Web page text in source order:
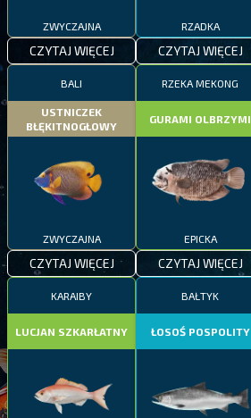
ZWYCZAJNA
CZYTAJ WIĘCEJ
RZADKA
CZYTAJ WIĘCEJ
BALI
USTNICZEK
BŁĘKITNOGŁOWY
ZWYCZAJNA
CZYTAJ WIĘCEJ
RZEKA MEKONG
GURAMI OLBRZYMI
EPICKA
CZYTAJ WIĘCEJ
KARAIBY
LUCJAN SZKARŁATNY
BAŁTYK
ŁOSOŚ POSPOLITY